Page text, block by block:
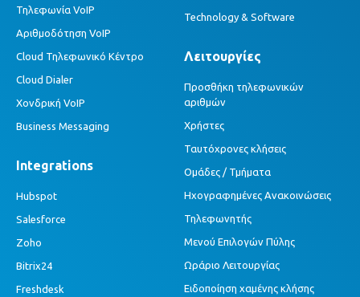
Τηλεφωνία VoIP
Αριθμοδότηση VoIP
Cloud Τηλεφωνικό Κέντρο
Cloud Dialer
Χονδρική VoIP
Business Messaging
Integrations
Hubspot
Salesforce
Zoho
Bitrix24
Freshdesk
Technology & Software
Λειτουργίες
Προσθήκη τηλεφωνικών
αριθμών
Χρήστες
Ταυτόχρονες κλήσεις
Ομάδες / Τμήματα
Ηχογραφημένες Ανακοινώσεις
Τηλεφωνητής
Μενού Επιλογών Πύλης
Ωράριο Λειτουργίας
Ειδοποίηση χαμένης κλήσης